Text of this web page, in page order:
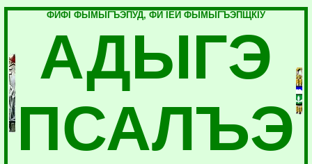
ФИФI ФЫМЫГЪЭПУД, ФИ IЕЙ ФЫМЫГЪЭПЩКIУ
АДЫГЭ
ПСАЛЪЭ